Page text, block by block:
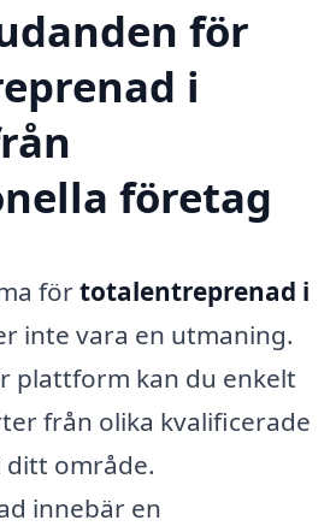
för
i
företag
förtotalentreprenad i
inte vara en utmaning.
plattform kan du enkelt
från olika kvalificerade
område.
innebär en